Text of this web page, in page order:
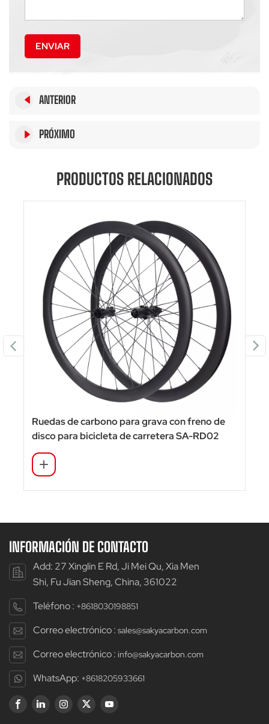
ENVIAR
ANTERIOR
PRÓXIMO
PRODUCTOS RELACIONADOS
Ruedas de carbono para grava con freno de
disco para bicicleta de carretera SA-RD02
INFORMACIÓN DE CONTACTO
Add: 27 Xinglin E Rd, Ji Mei Qu, Xia Men
Shi, Fu Jian Sheng, China, 361022
Teléfono : +8618030198851
Correo electrónico : sales@sakyacarbon.com
Correo electrónico : info@sakyacarbon.com
WhatsApp: +8618205933661